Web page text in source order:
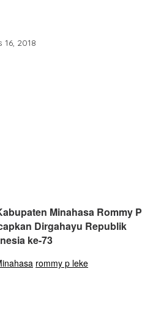
16, 2018
Minahasa Rommy P
Dirgahayu Republik
ke-73
rommy p leke